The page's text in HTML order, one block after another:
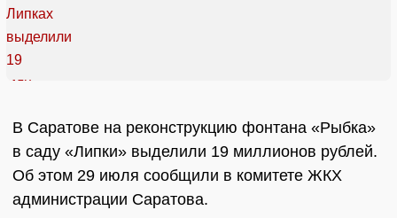
В Саратове на реконструкцию фонтана «Рыбка»
в саду «Липки» выделили 19 миллионов рублей.
Об этом 29 июля сообщили в комитете ЖКХ
администрации Саратова.